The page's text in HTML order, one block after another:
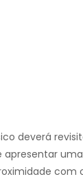
deverá
apresentar
com